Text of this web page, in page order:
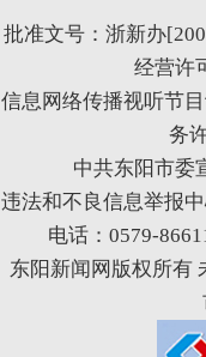
批准文号：浙新办
经营许
信息网络传播视听节
务
中共东阳市委
违法和不良信息举报
电话：0579-
东阳新闻网版权所有